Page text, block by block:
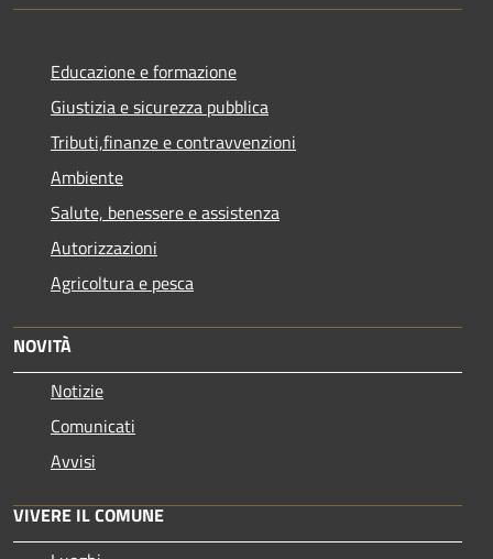
Educazione e formazione
Giustizia e sicurezza pubblica
Tributi,finanze e contravvenzioni
Ambiente
Salute, benessere e assistenza
Autorizzazioni
Agricoltura e pesca
NOVITÀ
Notizie
Comunicati
Avvisi
VIVERE IL COMUNE